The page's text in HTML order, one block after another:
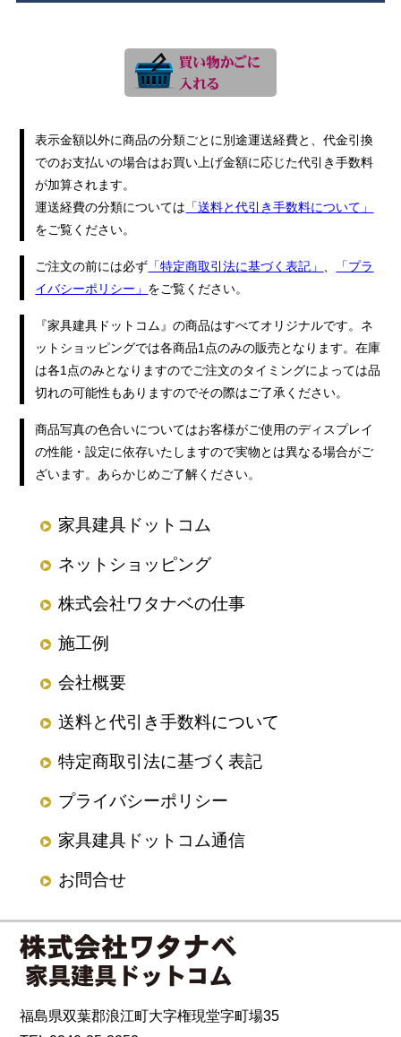
表示金額以外に商品の分類ごとに別途運送経費と、代金引換
でのお支払いの場合はお買い上げ金額に応じた代引き手数料
が加算されます。
運送経費の分類については 「送料と代引き手数料について」
をご覧ください。
ご注文の前には必ず 「特定商取引法に基づく表記」
「プラ
イバシーポリシー」 をご覧ください。
『家具建具ドットコム』の商品はすべてオリジナルです。ネ
ットショッピングでは各商品1点のみの販売となります。在庫
は各1点のみとなりますのでご注文のタイミングによっては品
切れの可能性もありますのでその際はご了承ください。
商品写真の色合いについてはお客様がご使用のディスプレイ
の性能・設定に依存いたしますので実物とは異なる場合がご
ざいます。あらかじめご了解ください。
家具建具ドットコム
ネットショッピング
株式会社ワタナベの仕事
施工例
会社概要
送料と代引き手数料について
特定商取引法に基づく表記
プライバシーポリシー
家具建具ドットコム通信
お問合せ
福島県双葉郡浪江町大字権現堂字町場35